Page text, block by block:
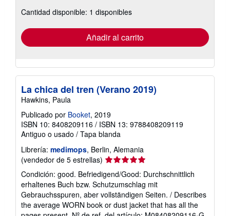
las
tarifas
envío
Cantidad disponible: 1 disponibles
Añadir al carrito
La chica del tren (Verano 2019)
Hawkins, Paula
Publicado por Booket, 2019
ISBN 10: 8408209116 / ISBN 13: 9788408209119
Antiguo o usado / Tapa blanda
Librería: medimops, Berlin, Alemania
(vendedor de 5 estrellas) Calificación
vendedor:
5
de
5
Condición: good. Befriedigend/Good: Durchschnittlich
erhaltenes Buch bzw. Schutzumschlag mit
Gebrauchsspuren, aber vollständigen Seiten. / Describes
the average WORN book or dust jacket that has all the